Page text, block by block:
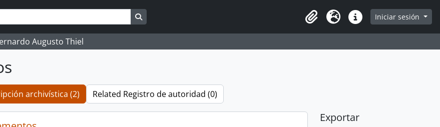
Portapapeles
Idioma Enlaces rápidos
Iniciar sesión
Augusto Thiel
archivística (2) Related Registro de autoridad (0)
Exportar